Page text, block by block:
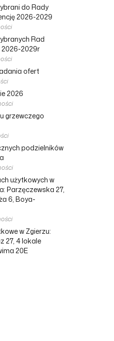
do Rady
2026-2029
Rad
2026-2029r
ofert
2026
grzewczego
podzielników
użytkowych w
Parzęczewska 27,
6, Boya-
w Zgierzu:
27, 4 lokale
20E